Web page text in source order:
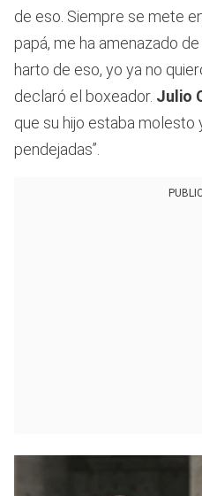
de eso. Siempre se mete
papá, me ha amenazado
harto de eso, yo ya no
declaró el boxeador. Julio
que su hijo estaba molesto
pendejadas”.